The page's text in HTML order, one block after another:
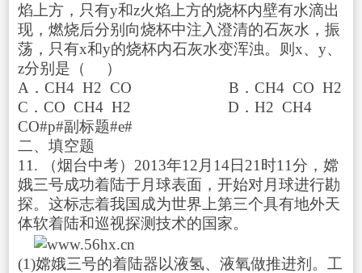
焰上方，只有y和z火焰上方的烧杯内壁有水滴出
现，燃烧后分别向烧杯中注入澄清的石灰水，振
荡，只有x和y的烧杯内石灰水变浑浊。则x、y、
z分别是（ ）
A．CH4H2 CO B．CH4CO H2
C．CO CH4H2 D．H2 CH4
CO#p#副标题#e#
二、填空题
11. （烟台中考）2013年12月14日21时11分，嫦
娥三号成功着陆于月球表面，开始对月球进行勘
探。这标志着我国成为世界上第三个具有地外天
体软着陆和巡视探测技术的国家。
(1)嫦娥三号的着陆器以液氢、液氧做推进剂。工